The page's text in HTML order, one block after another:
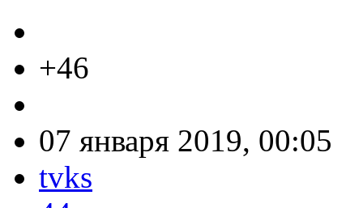
+46
07 января 2019, 00:05
tvks